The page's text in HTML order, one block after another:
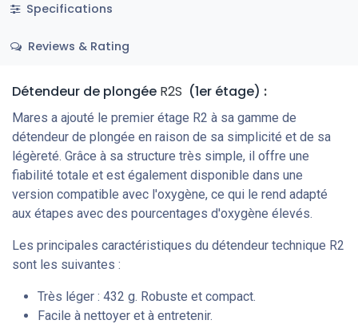
Specifications
Reviews & Rating
Détendeur de plongée R2S (1er étage) :
Mares a ajouté le premier étage R2 à sa gamme de
détendeur de plongée en raison de sa simplicité et de sa
légèreté. Grâce à sa structure très simple, il offre une
fiabilité totale et est également disponible dans une
version compatible avec l'oxygène, ce qui le rend adapté
aux étapes avec des pourcentages d'oxygène élevés.
Les principales caractéristiques du détendeur technique R2
sont les suivantes :
Très léger : 432 g. Robuste et compact.
Facile à nettoyer et à entretenir.